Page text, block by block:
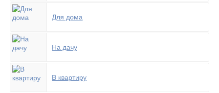
Для дома
На дачу
В квартиру